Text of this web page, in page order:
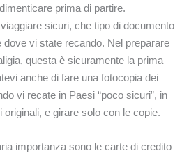
prima di partire.
sicuri, che tipo di documento
vi state recando. Nel preparare
questa è sicuramente la prima
anche di fare una fotocopia dei
vi recate in Paesi “poco sicuri”, in
e girare solo con le copie.
importanza sono le carte di credito